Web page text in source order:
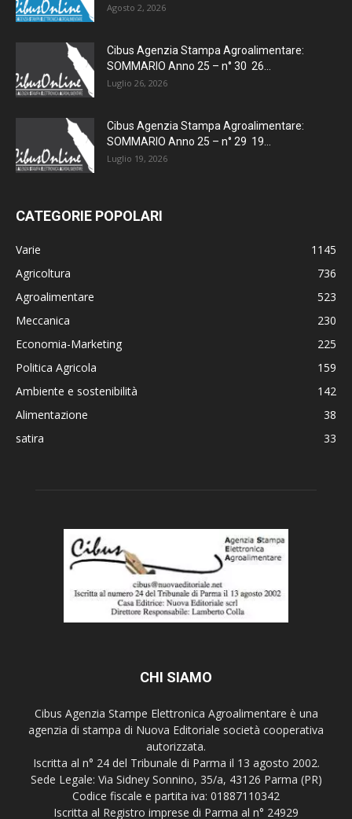
Agosto 2, 2026
Cibus Agenzia Stampa Agroalimentare:
SOMMARIO Anno 25 – n° 30 26...
Luglio 26, 2026
Cibus Agenzia Stampa Agroalimentare:
SOMMARIO Anno 25 – n° 29 19...
Luglio 19, 2026
CATEGORIE POPOLARI
Varie
1145
Agricoltura
736
Agroalimentare
523
Meccanica
230
Economia-Marketing
225
Politica Agricola
159
Ambiente e sostenibilità
142
Alimentazione
38
satira
33
CHI SIAMO
Cibus Agenzia Stampe Elettronica Agroalimentare è una
agenzia di stampa di Nuova Editoriale società cooperativa
autorizzata.
Iscritta al n° 24 del Tribunale di Parma il 13 agosto 2002.
Sede Legale: Via Sidney Sonnino, 35/a, 43126 Parma (PR)
Codice fiscale e partita iva: 01887110342
Iscritta al Registro imprese di Parma al n° 24929